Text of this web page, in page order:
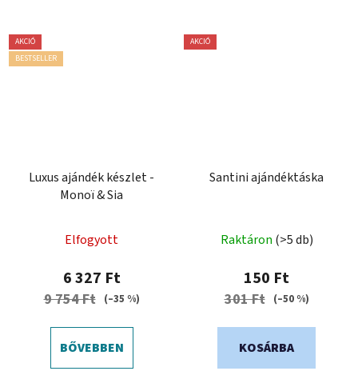
AKCIÓ
BESTSELLER
Luxus ajándék készlet -
Monoï & Sia
termék
átlagos
értékelése
ből
0,0
Elfogyott
6 327 Ft
9 754 Ft (–35 %)
BŐVEBBEN
AKCIÓ
Santini ajándéktáska
Raktáron (>5 db)
150 Ft
301 Ft (–50 %)
KOSÁRBA